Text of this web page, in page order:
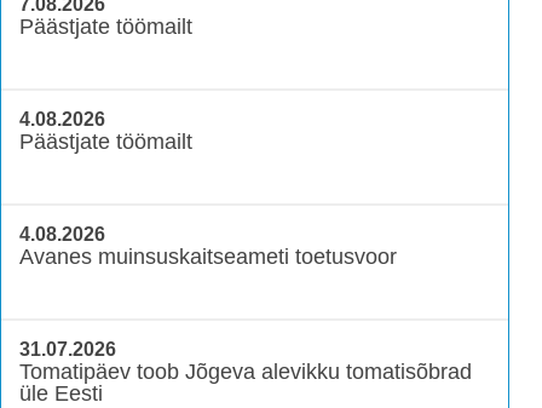
7.08.2026
Päästjate töömailt
4.08.2026
Päästjate töömailt
4.08.2026
Avanes muinsuskaitseameti toetusvoor
31.07.2026
Tomatipäev toob Jõgeva alevikku tomatisõbrad
üle Eesti